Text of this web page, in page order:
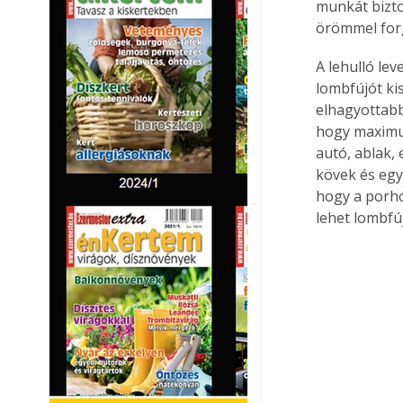
munkát
örömmel
A lehulló
lombfújót
hogy
autó, ablak,
kövek és
hogy a
lehet